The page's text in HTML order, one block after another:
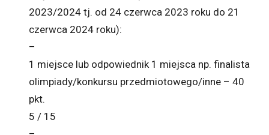
2023/2024 tj. od 24 czerwca 2023 roku do 21
czerwca 2024 roku):
–
1 miejsce lub odpowiednik 1 miejsca np. finalista
olimpiady/konkursu przedmiotowego/inne – 40
pkt.
5 / 15